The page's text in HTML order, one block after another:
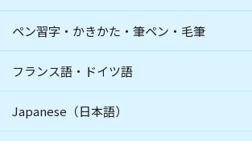
ペン習字・かきかた・筆ペン・毛筆
フランス語・ドイツ語
Japanese（日本語）